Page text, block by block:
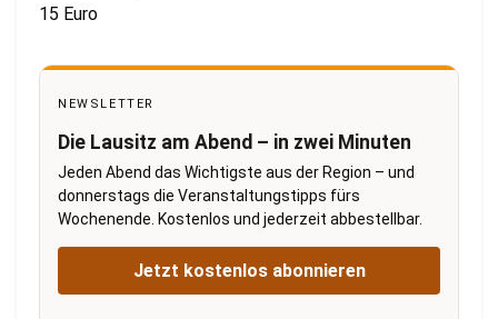
15 Euro
NEWSLETTER
Die Lausitz am Abend – in zwei Minuten
Jeden Abend das Wichtigste aus der Region – und
donnerstags die Veranstaltungstipps fürs
Wochenende. Kostenlos und jederzeit abbestellbar.
Jetzt kostenlos abonnieren